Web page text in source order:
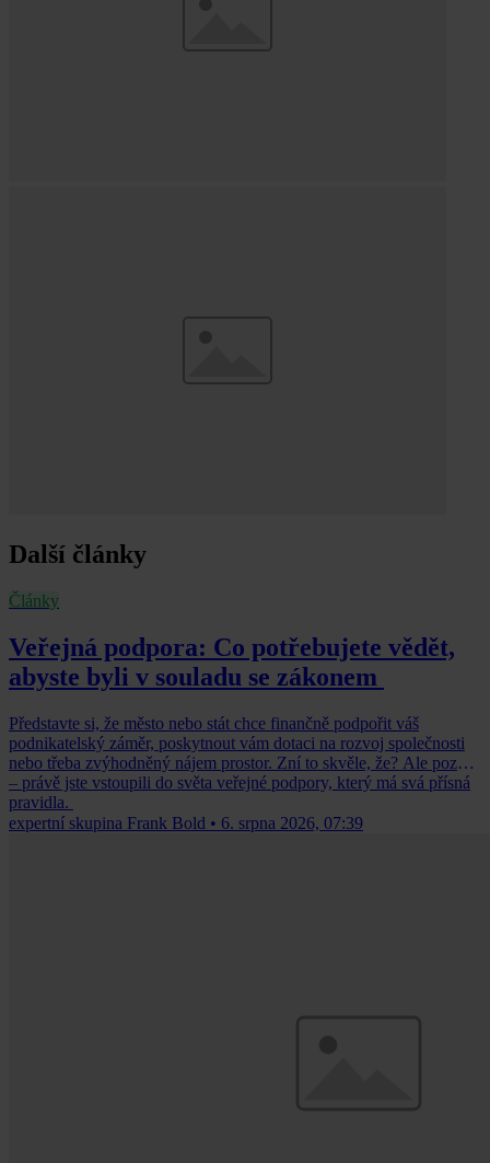
Další články
Články
Veřejná podpora: Co potřebujete vědět,
abyste byli v souladu se zákonem
Představte si, že město nebo stát chce finančně podpořit váš
podnikatelský záměr, poskytnout vám dotaci na rozvoj společnosti
nebo třeba zvýhodněný nájem prostor. Zní to skvěle, že? Ale pozor
– právě jste vstoupili do světa veřejné podpory, který má svá přísná
pravidla.
expertní skupina Frank Bold • 6. srpna 2026, 07:39